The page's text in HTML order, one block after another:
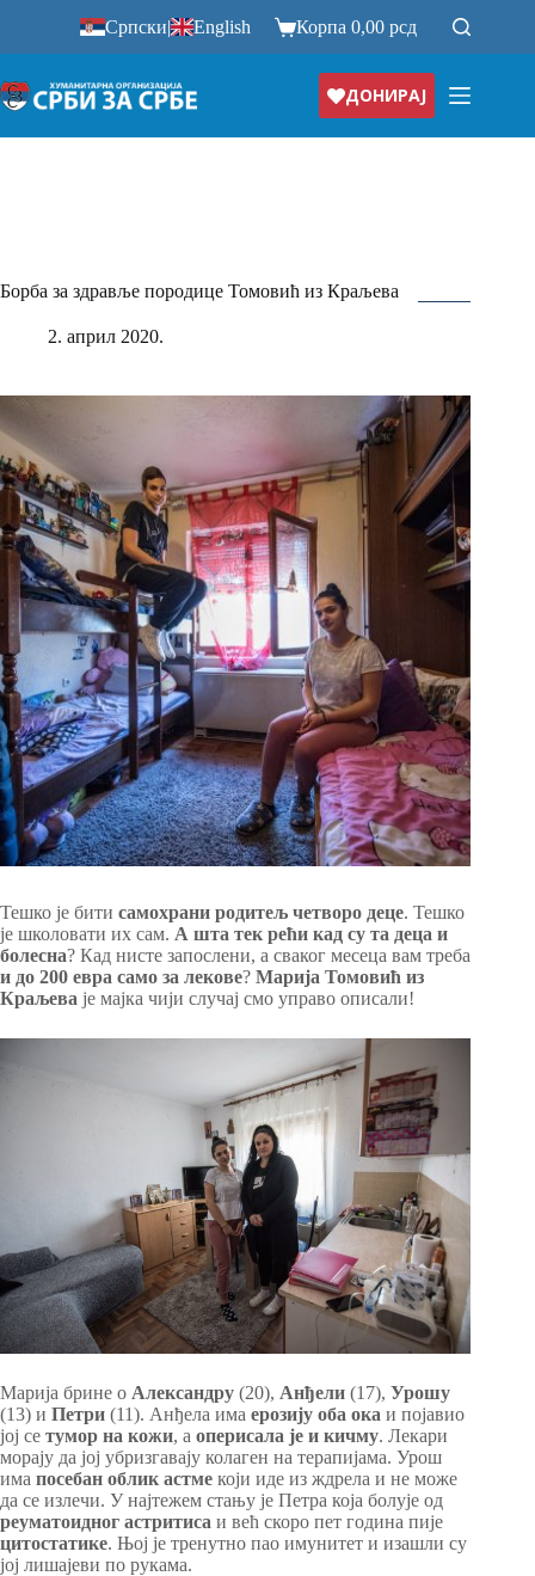
Српски| English Корпа0,00рсд
ДОНИРАЈ
Борба за здравље породице Томовић из Краљева
2. април 2020.
Тешко је бити самохрани родитељ четворо деце. Тешко
је школовати их сам. А шта тек рећи кад су та деца и
болесна? Кад нисте запослени, а сваког месеца вам треба
и до 200 евра само за лекове? Марија Томовић из
Краљева је мајка чији случај смо управо описали!
Марија брине о Александру (20), Анђели (17), Урошу
(13) и Петри (11). Анђела има ерозију оба ока и појавио
јој се тумор на кожи, а оперисала је и кичму. Лекари
морају да јој убризгавају колаген на терапијама. Урош
има посебан облик астме који иде из ждрела и не може
да се излечи. У најтежем стању је Петра која болује од
реуматоидног астритиса и већ скоро пет година пије
цитостатике. Њој је тренутно пао имунитет и изашли су
јој лишајеви по рукама.